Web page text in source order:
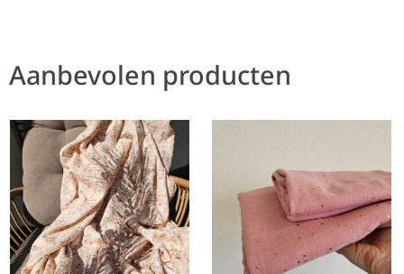
Aanbevolen producten